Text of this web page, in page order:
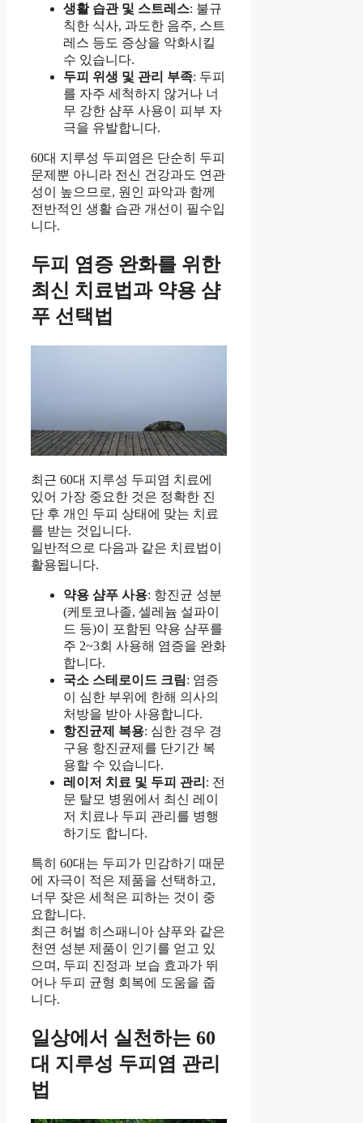
생활 습관 및 스트레스: 불규
칙한 식사, 과도한 음주, 스트
레스 등도 증상을 악화시킬
수 있습니다.
두피 위생 및 관리 부족: 두피
를 자주 세척하지 않거나 너
무 강한 샴푸 사용이 피부 자
극을 유발합니다.
60대 지루성 두피염은 단순히 두피
문제뿐 아니라 전신 건강과도 연관
성이 높으므로, 원인 파악과 함께
전반적인 생활 습관 개선이 필수입
니다.
두피 염증 완화를 위한
최신 치료법과 약용 샴
푸 선택법
최근 60대 지루성 두피염 치료에
있어 가장 중요한 것은 정확한 진
단 후 개인 두피 상태에 맞는 치료
를 받는 것입니다.
일반적으로 다음과 같은 치료법이
활용됩니다.
약용 샴푸 사용: 항진균 성분
(케토코나졸, 셀레늄 설파이
드 등)이 포함된 약용 샴푸를
주 2~3회 사용해 염증을 완화
합니다.
국소 스테로이드 크림: 염증
이 심한 부위에 한해 의사의
처방을 받아 사용합니다.
항진균제 복용: 심한 경우 경
구용 항진균제를 단기간 복
용할 수 있습니다.
레이저 치료 및 두피 관리 : 전
문 탈모 병원에서 최신 레이
저 치료나 두피 관리를 병행
하기도 합니다.
특히 60대는 두피가 민감하기 때문
에 자극이 적은 제품을 선택하고,
너무 잦은 세척은 피하는 것이 중
요합니다.
최근 허벌 히스패니아 샴푸와 같은
천연 성분 제품이 인기를 얻고 있
으며, 두피 진정과 보습 효과가 뛰
어나 두피 균형 회복에 도움을 줍
니다.
일상에서 실천하는 60
대 지루성 두피염 관리
법